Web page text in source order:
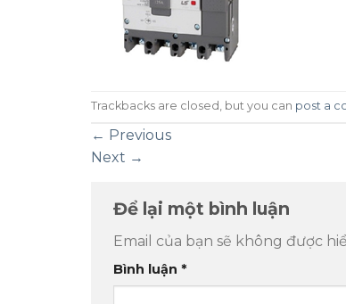
Trackbacks are closed, but you can post a
← Previous
Next →
Để lại một bình luận
Email của bạn sẽ không được
Bình luận *